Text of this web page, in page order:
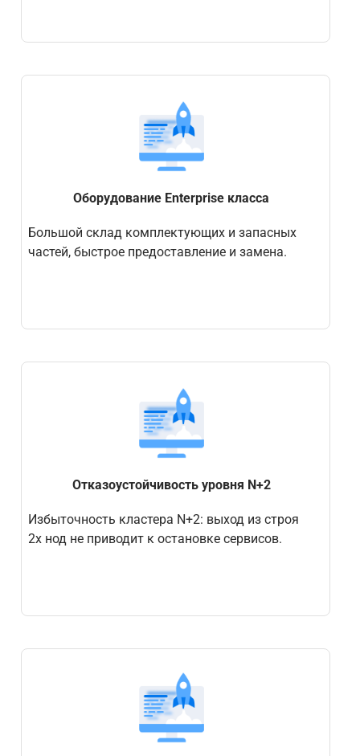
Оборудование Enterprise класса
Большой склад комплектующих и запасных
частей, быстрое предоставление и замена.
Отказоустойчивость уровня N+2
Избыточность кластера N+2: выход из строя
2х нод не приводит к остановке сервисов.